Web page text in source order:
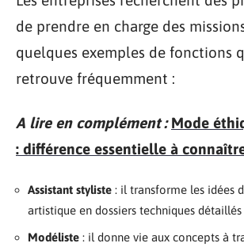
de prendre en charge des
quelques exemples de fonctions
retrouve fréquemment :
A lire en complément : Mode
: différence essentielle à
Assistant styliste : il transforme les idées
artistique en dossiers techniques
Modéliste : il donne vie aux concepts à